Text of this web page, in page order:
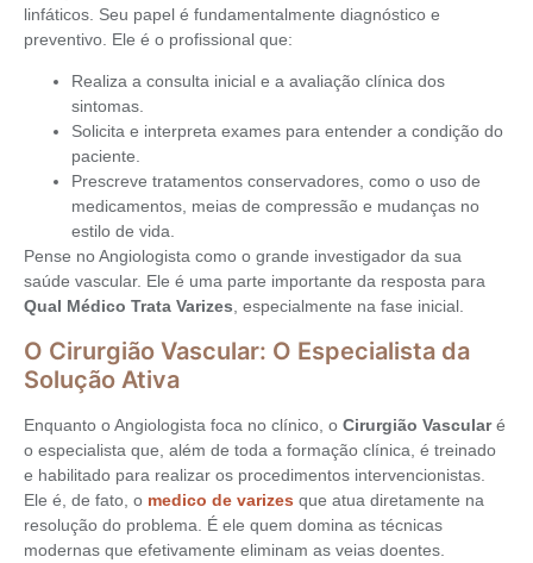
linfáticos. Seu papel é fundamentalmente diagnóstico e
preventivo. Ele é o profissional que:
Realiza a consulta inicial e a avaliação clínica dos
sintomas.
Solicita e interpreta exames para entender a condição do
paciente.
Prescreve tratamentos conservadores, como o uso de
medicamentos, meias de compressão e mudanças no
estilo de vida.
Pense no Angiologista como o grande investigador da sua
saúde vascular. Ele é uma parte importante da resposta para
Qual Médico Trata Varizes, especialmente na fase inicial.
O Cirurgião Vascular: O Especialista da
Solução Ativa
Enquanto o Angiologista foca no clínico, o Cirurgião Vascularé
o especialista que, além de toda a formação clínica, é treinado
e habilitado para realizar os procedimentos intervencionistas.
Ele é, de fato, o medico de varizes que atua diretamente na
resolução do problema. É ele quem domina as técnicas
modernas que efetivamente eliminam as veias doentes.